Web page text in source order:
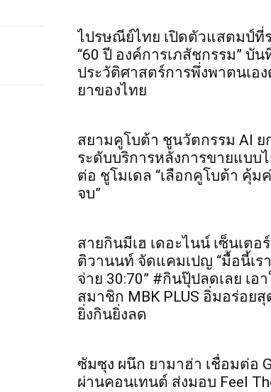
ไปรษณีย์ไทย เปิดตัวแสตมป์ที่
“60 ปี องค์การเภสัชกรรม” บัน
ประวัติศาสตร์การพึ่งพาตนเอ
ยาของไทย
สยามคูโบต้า ชูนวัตกรรม AI ย
ระดับบริการหลังการขายแบบ
ต่อ ชูโมเดล “เลือกคูโบต้า คุ้ม
จบ”
สายกินมีเฮ เดอะไนน์ เซ็นเตอร์
ติวานนท์ จัดแคมเปญ “มื้อนี้เร
จ่าย 30:70” #กินปุ๊ปลดเลย เอา
สมาชิก MBK PLUS อิ่มอร่อย
ยิ่งกินยิ่งลด
ซัมซุง ผนึก ยามาฮ่า เชื่อมต่อ
ผ่านคอนเทนต์ ส่งมอบ Feel